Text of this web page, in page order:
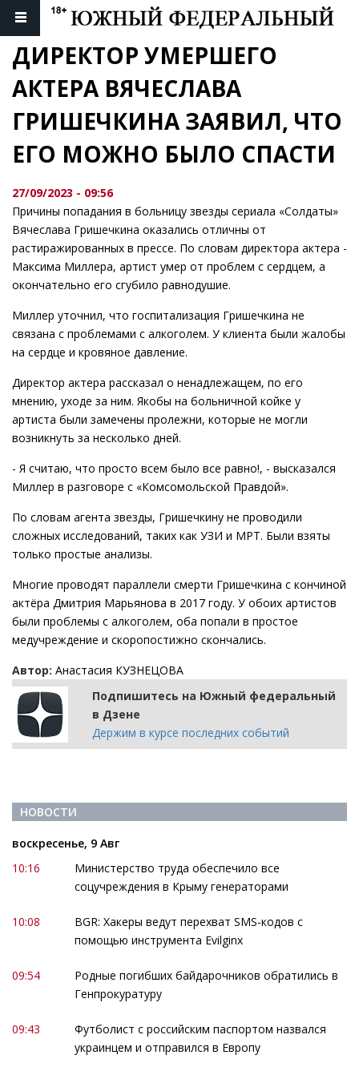
ДИРЕКТОР УМЕРШЕГО
АКТЕРА ВЯЧЕСЛАВА
ГРИШЕЧКИНА ЗАЯВИЛ, ЧТО
ЕГО МОЖНО БЫЛО СПАСТИ
27/09/2023 - 09:56
Причины попадания в больницу звезды сериала «Солдаты»
Вячеслава Гришечкина оказались отличны от
растиражированных в прессе. По словам директора актера -
Максима Миллера, артист умер от проблем с сердцем, а
окончательно его сгубило равнодушие.
Миллер уточнил, что госпитализация Гришечкина не
связана с проблемами с алкоголем. У клиента были жалобы
на сердце и кровяное давление.
Директор актера рассказал о ненадлежащем, по его
мнению, уходе за ним. Якобы на больничной койке у
артиста были замечены пролежни, которые не могли
возникнуть за несколько дней.
- Я считаю, что просто всем было все равно!, - высказался
Миллер в разговоре с «Комсомольской Правдой».
По словам агента звезды, Гришечкину не проводили
сложных исследований, таких как УЗИ и МРТ. Были взяты
только простые анализы.
Многие проводят параллели смерти Гришечкина с кончиной
актёра Дмитрия Марьянова в 2017 году. У обоих артистов
были проблемы с алкоголем, оба попали в простое
медучреждение и скоропостижно скончались.
Автор: Анастасия КУЗНЕЦОВА
Подпишитесь на Южный федеральный
в Дзене
Держим в курсе последних событий
НОВОСТИ
воскресенье, 9 Авг
10:16
Министерство труда обеспечило все
соцучреждения в Крыму генераторами
10:08
BGR: Хакеры ведут перехват SMS-кодов с
помощью инструмента Evilginx
09:54
Родные погибших байдарочников обратились в
Генпрокуратуру
09:43
Футболист с российским паспортом назвался
украинцем и отправился в Европу